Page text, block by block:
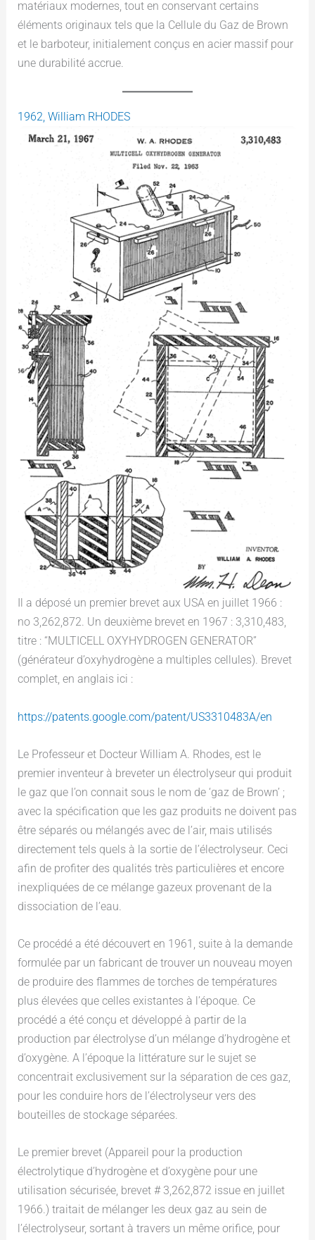
matériaux modernes, tout en conservant certains
éléments originaux tels que la Cellule du Gaz de Brown
et le barboteur, initialement conçus en acier massif pour
une durabilité accrue.
1962, William RHODES
Il a déposé un premier brevet aux USA en juillet 1966 :
no 3,262,872. Un deuxième brevet en 1967 : 3,310,483,
titre : “MULTICELL OXYHYDROGEN GENERATOR”
(générateur d’oxyhydrogène a multiples cellules). Brevet
complet, en anglais ici :
https://patents.google.com/patent/US3310483A/en
Le Professeur et Docteur William A. Rhodes, est le
premier inventeur à breveter un électrolyseur qui produit
le gaz que l’on connait sous le nom de ‘gaz de Brown’ ;
avec la spécification que les gaz produits ne doivent pas
être séparés ou mélangés avec de l’air, mais utilisés
directement tels quels à la sortie de l’électrolyseur. Ceci
afin de profiter des qualités très particulières et encore
inexpliquées de ce mélange gazeux provenant de la
dissociation de l’eau.
Ce procédé a été découvert en 1961, suite à la demande
formulée par un fabricant de trouver un nouveau moyen
de produire des flammes de torches de températures
plus élevées que celles existantes à l’époque. Ce
procédé a été conçu et développé à partir de la
production par électrolyse d’un mélange d’hydrogène et
d’oxygène. A l’époque la littérature sur le sujet se
concentrait exclusivement sur la séparation de ces gaz,
pour les conduire hors de l’électrolyseur vers des
bouteilles de stockage séparées.
Le premier brevet (Appareil pour la production
électrolytique d’hydrogène et d’oxygène pour une
utilisation sécurisée, brevet # 3,262,872 issue en juillet
1966.) traitait de mélanger les deux gaz au sein de
l’électrolyseur, sortant à travers un même orifice, pour